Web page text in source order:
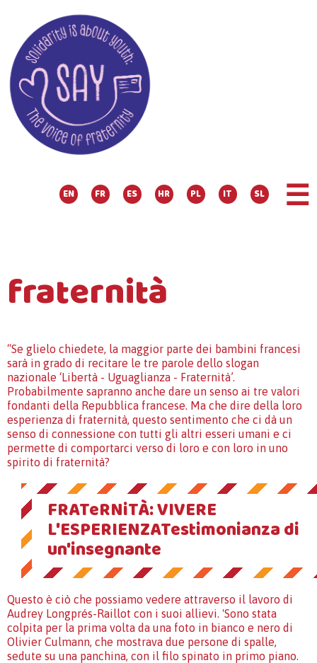
EN FR ES HR PL IT SL ☰
fraternità
“Se glielo chiedete, la maggior parte dei bambini francesi
sarà in grado di recitare le tre parole dello slogan
nazionale ‘Libertà - Uguaglianza - Fraternità’.
Probabilmente sapranno anche dare un senso ai tre valori
fondanti della Repubblica francese. Ma che dire della loro
esperienza di fraternità, questo sentimento che ci dà un
senso di connessione con tutti gli altri esseri umani e ci
permette di comportarci verso di loro e con loro in uno
spirito di fraternità?
FRATeRNiTÀ: VIVERE
L'ESPERIENZATestimonianza di
un'insegnante
Questo è ciò che possiamo vedere attraverso il lavoro di
Audrey Longprés-Raillot con i suoi allievi. 'Sono stata
colpita per la prima volta da una foto in bianco e nero di
Olivier Culmann, che mostrava due persone di spalle,
sedute su una panchina, con il filo spinato in primo piano.